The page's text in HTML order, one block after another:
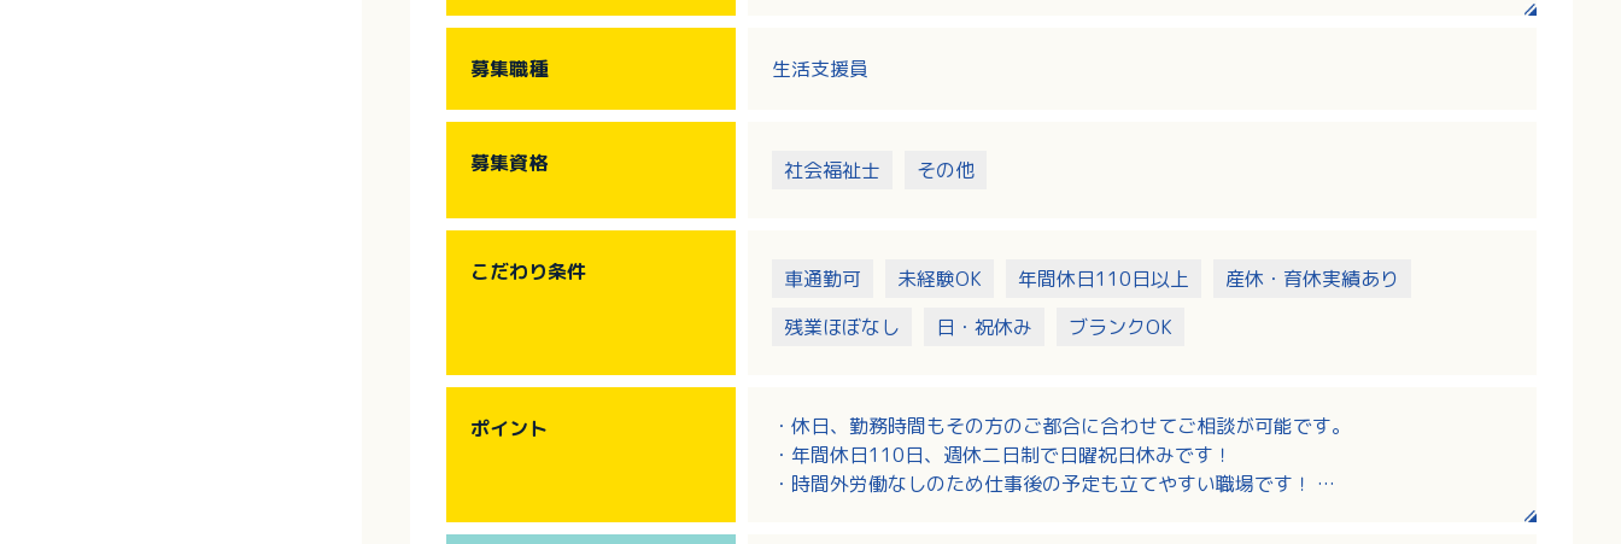
・放課後等デイサービス：小学校１年生〜高校３年生
・季節の制作活動、クッキング、園庭での畑作業
募集職種 生活支援員
募集資格 社会福祉士 その他
こだわり条件 車通勤可 未経験OK 年間休日110日以上
産休・育休実績あり
残業ほぼなし
日・祝休み ブランクOK
ポイント
・休日、勤務時間もその方のご都合に合わせてご相談が可能です。
・年間休日110日、週休二日制で日曜祝日休みです！
・時間外労働なしのため仕事後の予定も立てやすい職場です！